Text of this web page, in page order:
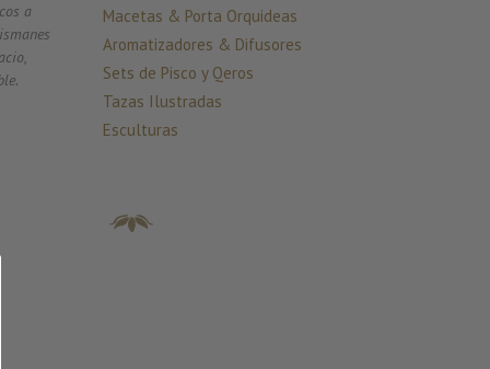
a
Macetas & Porta Orquideas
Aromatizadores & Difusores
Sets de Pisco y Qeros
Tazas Ilustradas
Esculturas